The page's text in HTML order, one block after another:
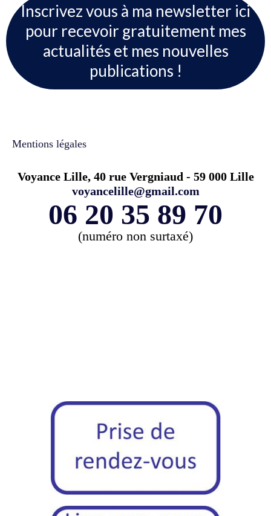
Inscrivez vous à ma newsletter ici
pour recevoir gratuitement mes
actualités et mes nouvelles
publications !
Mentions légales
Voyance Lille, 40 rue Vergniaud - 59 000 Lille
voyancelille@gmail.com
06 20 35 89 70
(numéro non surtaxé)